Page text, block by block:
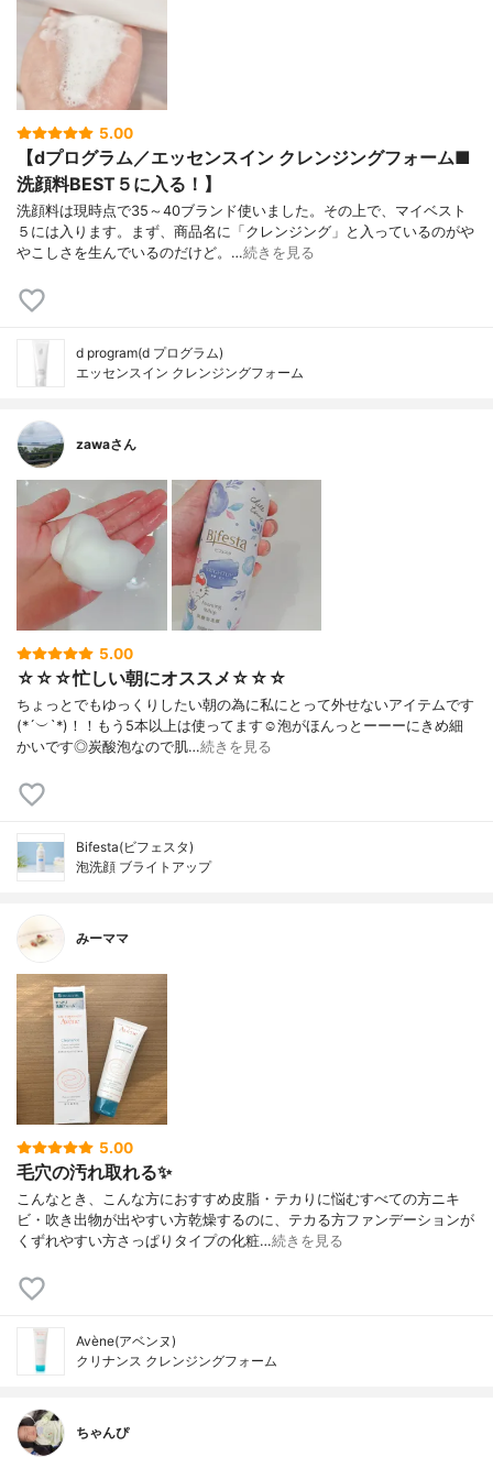
5.00
【dプログラム／エッセンスイン クレンジングフォーム■
洗顔料BEST５に入る！】
洗顔料は現時点で35～40ブランド使いました。その上で、マイベスト
５には入ります。まず、商品名に「クレンジング」と入っているのがや
やこしさを生んでいるのだけど。…続きを見る
d program(d プログラム)
エッセンスイン クレンジングフォーム
zawaさん
5.00
☆☆☆忙しい朝にオススメ☆☆☆
ちょっとでもゆっくりしたい朝の為に私にとって外せないアイテムです
(*´︶`*)！！もう5本以上は使ってます☺️泡がほんっとーーーにきめ細
かいです◎炭酸泡なので肌…続きを見る
Bifesta(ビフェスタ)
泡洗顔 ブライトアップ
みーママ
5.00
毛穴の汚れ取れる✨
こんなとき、こんな方におすすめ皮脂・テカりに悩むすべての方ニキ
ビ・吹き出物が出やすい方乾燥するのに、テカる方ファンデーションが
くずれやすい方さっぱりタイプの化粧…続きを見る
Avène(アベンヌ)
クリナンス クレンジングフォーム
ちゃんぴ